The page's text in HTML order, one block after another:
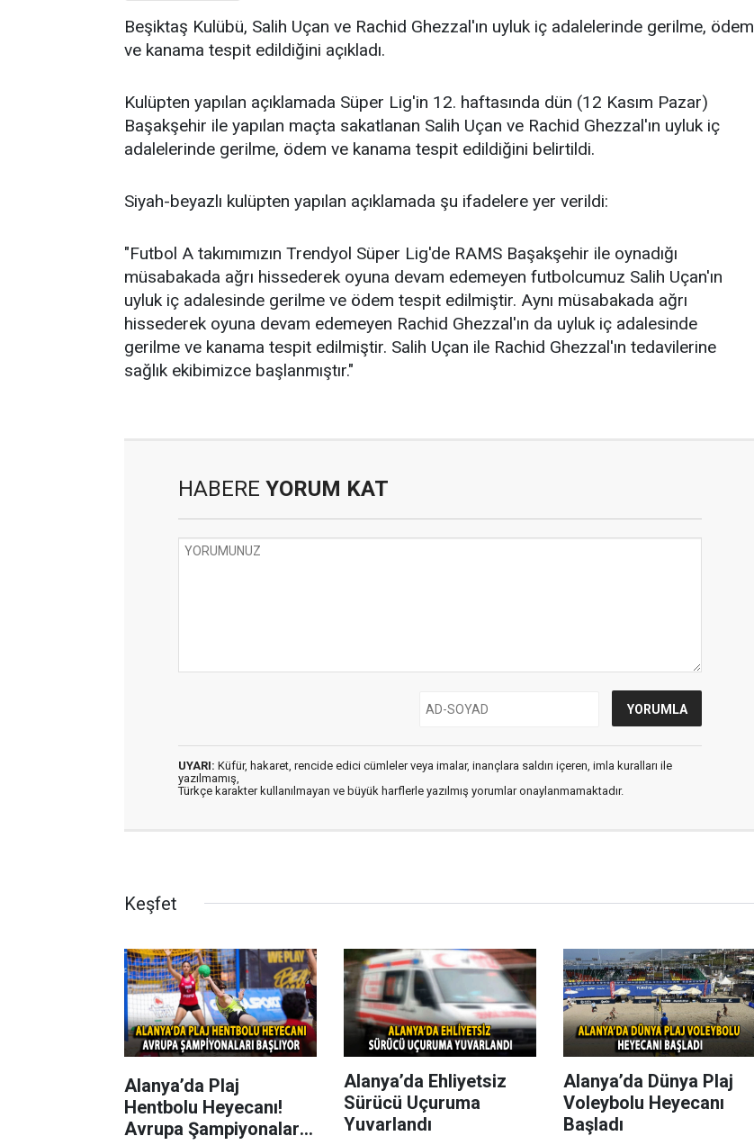
Beşiktaş Kulübü, Salih Uçan ve Rachid Ghezzal'ın uyluk iç adalelerinde gerilme, ödem
ve kanama tespit edildiğini açıkladı.
Kulüpten yapılan açıklamada Süper Lig'in 12. haftasında dün (12 Kasım Pazar)
Başakşehir ile yapılan maçta sakatlanan Salih Uçan ve Rachid Ghezzal'ın uyluk iç
adalelerinde gerilme, ödem ve kanama tespit edildiğini belirtildi.
Siyah-beyazlı kulüpten yapılan açıklamada şu ifadelere yer verildi:
"Futbol A takımımızın Trendyol Süper Lig'de RAMS Başakşehir ile oynadığı
müsabakada ağrı hissederek oyuna devam edemeyen futbolcumuz Salih Uçan'ın
uyluk iç adalesinde gerilme ve ödem tespit edilmiştir. Aynı müsabakada ağrı
hissederek oyuna devam edemeyen Rachid Ghezzal'ın da uyluk iç adalesinde
gerilme ve kanama tespit edilmiştir. Salih Uçan ile Rachid Ghezzal'ın tedavilerine
sağlık ekibimizce başlanmıştır."
HABERE YORUM KAT
UYARI: Küfür, hakaret, rencide edici cümleler veya imalar, inançlara saldırı içeren, imla kuralları ile
yazılmamış,
Türkçe karakter kullanılmayan ve büyük harflerle yazılmış yorumlar onaylanmamaktadır.
Keşfet
Alanya’da Plaj
Hentbolu Heyecanı!
Avrupa Şampiyonaları
Alanya’da Ehliyetsiz
Sürücü Uçuruma
Yuvarlandı
Alanya’da Dünya Plaj
Voleybolu Heyecanı
Başladı